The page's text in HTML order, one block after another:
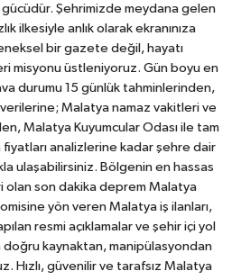
Şehrimizde meydana gelen
ilkesiyle anlık olarak ekranınıza
bir gazete değil, hayatı
misyonu üstleniyoruz. Gün boyu en
durumu 15 günlük tahminlerinden,
Malatya namaz vakitleri ve
Malatya Kuyumcular Odası ile tam
analizlerine kadar şehre dair
ulaşabilirsiniz. Bölgenin en hassas
olan son dakika deprem Malatya
yön veren Malatya iş ilanları,
resmi açıklamalar ve şehir içi yol
kaynaktan, manipülasyondan
Hızlı, güvenilir ve tarafsız Malatya